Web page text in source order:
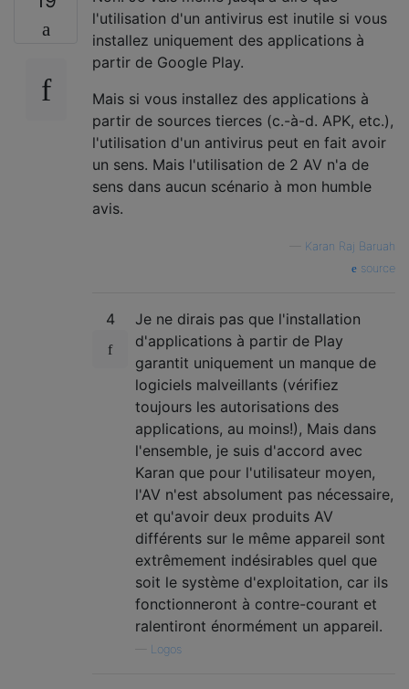
l'utilisation d'un antivirus est inutile si vous
installez uniquement des applications à
partir de Google Play.
Mais si vous installez des applications à
partir de sources tierces (c.-à-d. APK, etc.),
l'utilisation d'un antivirus peut en fait avoir
un sens. Mais l'utilisation de 2 AV n'a de
sens dans aucun scénario à mon humble
avis.
Karan Raj Baruah
source
4
Je ne dirais pas que l'installation
d'applications à partir de Play
garantit uniquement un manque de
logiciels malveillants (vérifiez
toujours les autorisations des
applications, au moins!), Mais dans
l'ensemble, je suis d'accord avec
Karan que pour l'utilisateur moyen,
l'AV n'est absolument pas nécessaire,
et qu'avoir deux produits AV
différents sur le même appareil sont
extrêmement indésirables quel que
soit le système d'exploitation, car ils
fonctionneront à contre-courant et
ralentiront énormément un appareil.
Logos